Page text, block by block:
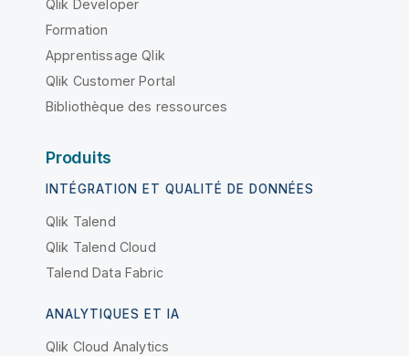
Qlik Developer
Formation
Apprentissage Qlik
Qlik Customer Portal
Bibliothèque des ressources
Produits
INTÉGRATION ET QUALITÉ DE DONNÉES
Qlik Talend
Qlik Talend Cloud
Talend Data Fabric
ANALYTIQUES ET IA
Qlik Cloud Analytics